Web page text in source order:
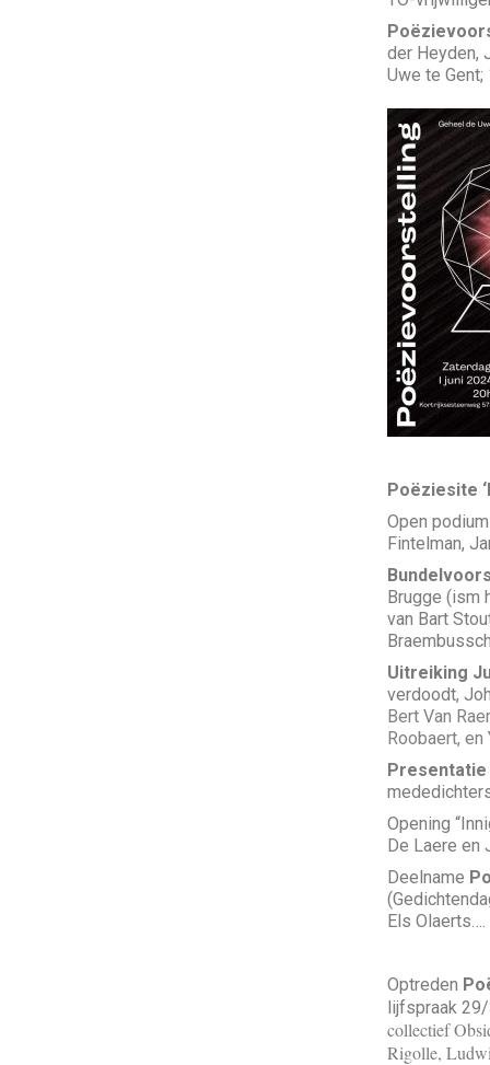
der Heyden,
Uwe te
Poëziesite
Open
Fintelman,
Brugge (ism
van Bart
Uitreiking
verdoodt,
Bert Van
Roobaert, en
Presentatie
Opening
De Laere en
Deelname
Els
Optreden
lijfspraak
collectief
Rigolle,